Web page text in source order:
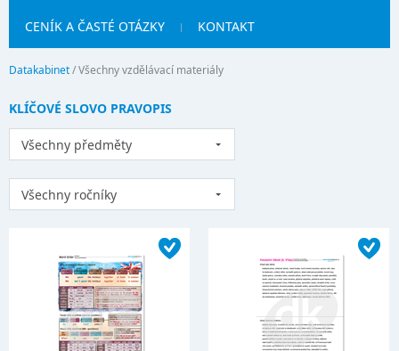
CENÍK A ČASTÉ OTÁZKY KONTAKT
Datakabinet/Všechny vzdělávací materiály
KLÍČOVÉ SLOVO PRAVOPIS
Všechny předměty
Všechny ročníky